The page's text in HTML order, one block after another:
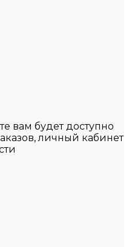
вам будет доступно
личный кабинет